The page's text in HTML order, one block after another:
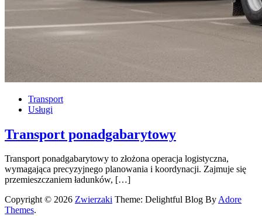
Transport
Usługi
Transport ponadgabarytowy
Transport ponadgabarytowy to złożona operacja logistyczna,
wymagająca precyzyjnego planowania i koordynacji. Zajmuje się
przemieszczaniem ładunków, […]
Copyright © 2026 Zwierzaki Theme: Delightful Blog ByAdore
Themes.